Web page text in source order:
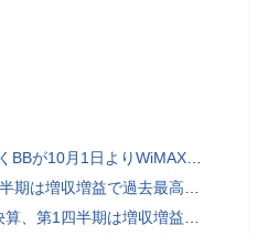
WiMAXなど月額605円値上げ！全6種の重要変更を徹底解説
益で過去最高 IOWNや分散GPUの取り組みを説明
は増収増益 通信収入に底打ちの兆し、金融・AIを強化